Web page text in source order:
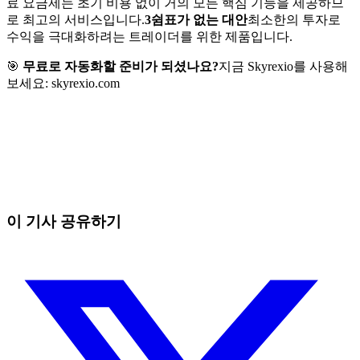
로 최고의 서비스입니다.3쉼표가 없는 대안최소한의 투자로
수익을 극대화하려는 트레이더를 위한 제품입니다.
🎯 무료로 자동화할 준비가 되셨나요?지금 Skyrexio를 사용해
보세요: skyrexio.com
이 기사 공유하기